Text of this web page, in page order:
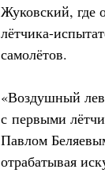
Жуковский, где
лётчика-
самолётов.
«Воздушный
с первыми
Павлом
отрабатывая